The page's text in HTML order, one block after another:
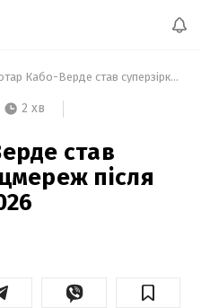
Воротар Кабо-Верде став суперзіркою соцмереж після дебюту на ЧС-2026
2 хв
став
після